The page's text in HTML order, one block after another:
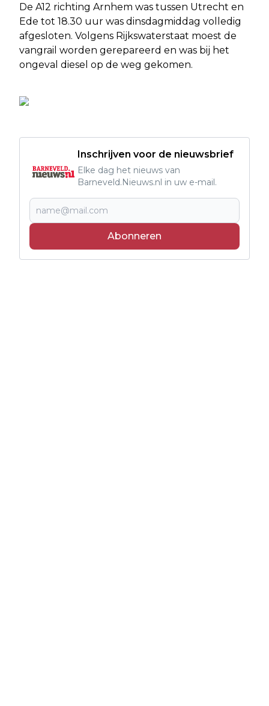
De A12 richting Arnhem was tussen Utrecht en
Ede tot 18.30 uur was dinsdagmiddag volledig
afgesloten. Volgens Rijkswaterstaat moest de
vangrail worden gerepareerd en was bij het
ongeval diesel op de weg gekomen.
Inschrijven voor de nieuwsbrief
Elke dag het nieuws van
Barneveld.Nieuws.nl in uw e-mail.
Abonneren